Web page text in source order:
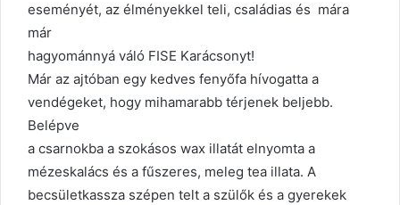
eseményét, az élményekkel teli, családias és mára
már
hagyománnyá váló FISE Karácsonyt!
Már az ajtóban egy kedves fenyőfa hívogatta a
vendégeket, hogy mihamarabb térjenek beljebb.
Belépve
a csarnokba a szokásos wax illatát elnyomta a
mézeskalács és a fűszeres, meleg tea illata. A
becsületkassza szépen telt a szülők és a gyerekek